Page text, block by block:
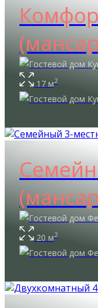
17 м2
20 м2